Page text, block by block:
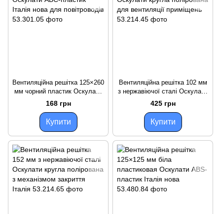
Вентиляційна решітка 125×260
мм чорний пластик Оскулати
АБС-пластик Італія нова для
повітроводів
168 грн
Купити
Вентиляційна решітка 102 мм
з нержавіючої сталі Оскулати
кругла полірована для
вентиляції приміщень
425 грн
Купити